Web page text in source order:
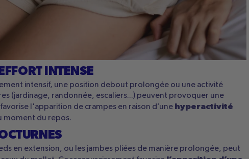
INTENSE
intensif, une position debout prolongée ou une activité
(jardinage, randonnée, escaliers...) peuvent provoquer une
l'apparition de crampes en raison d’une hyperactivité
moment du repos.
en extension, ou les jambes pliées de manière prolongée, peut